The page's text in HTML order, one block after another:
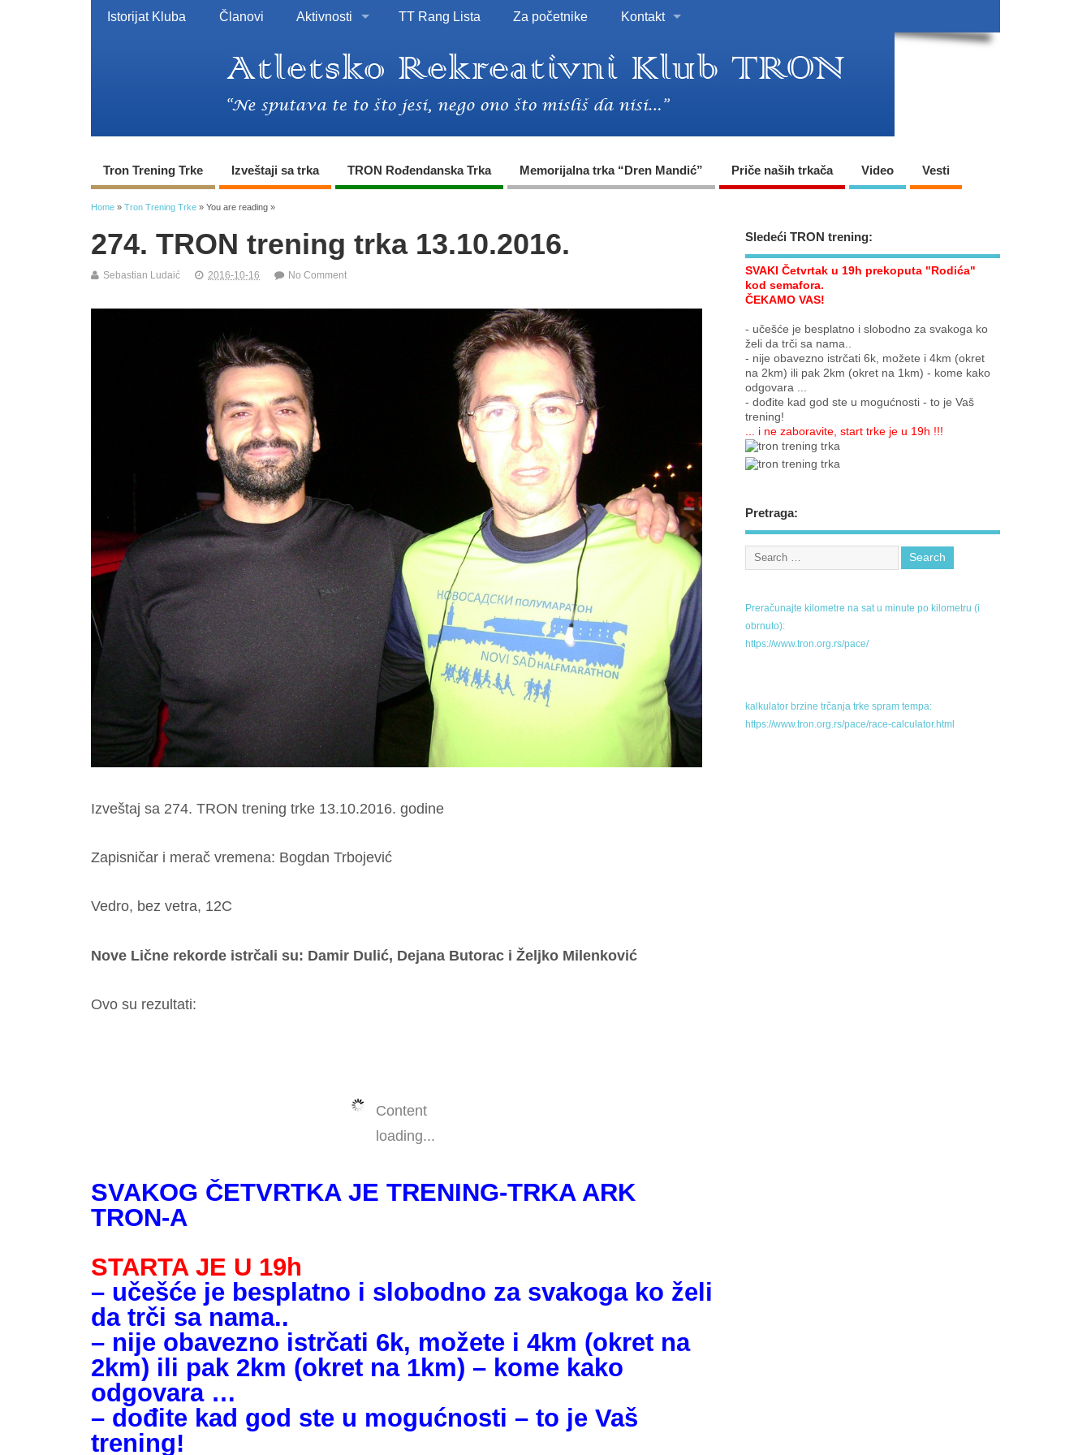
Istorijat Kluba Članovi Aktivnosti TT Rang Lista Za početnike Kontakt
Tron Trening Trke Izveštaji sa trka TRON Rođendanska Trka Memorijalna trka “Dren Mandić” Priče naših trkača Video Vesti
Home » Tron Trening Trke » You are reading »
274. TRON trening trka 13.10.2016.
Sebastian Ludaić 2016-10-16 No Comment
Izveštaj sa 274. TRON trening trke 13.10.2016. godine
Zapisničar i merač vremena: Bogdan Trbojević
Vedro, bez vetra, 12C
Nove Lične rekorde istrčali su: Damir Dulić, Dejana Butorac i Željko Milenković
Ovo su rezultati:
Content
loading...
SVAKOG ČETVRTKA JE TRENING-TRKA ARK
TRON-A
STARTA JE U 19h
– učešće je besplatno i slobodno za svakoga ko želi
da trči sa nama..
– nije obavezno istrčati 6k, možete i 4km (okret na
2km) ili pak 2km (okret na 1km) – kome kako
odgovara …
– dođite kad god ste u mogućnosti – to je Vaš
trening!
Sledeći TRON trening:
SVAKI Četvrtak u 19h prekoputa "Rodića"
kod semafora.
ČEKAMO VAS!
- učešće je besplatno i slobodno za svakoga ko
želi da trči sa nama..
- nije obavezno istrčati 6k, možete i 4km (okret
na 2km) ili pak 2km (okret na 1km) - kome kako
odgovara ...
- dođite kad god ste u mogućnosti - to je Vaš
trening!
... i ne zaboravite, start trke je u 19h !!!
Pretraga:
Preračunajte kilometre na sat u minute po kilometru (i
obrnuto):
https://www.tron.org.rs/pace/
kalkulator brzine trčanja trke spram tempa:
https://www.tron.org.rs/pace/race-calculator.html